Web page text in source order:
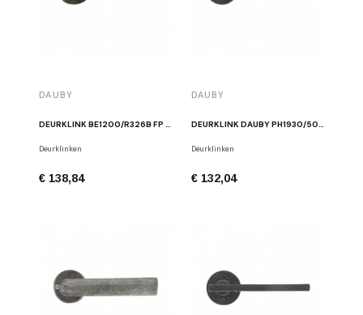
DAUBY
DEURKLINK BE1200/R326B FP GEPOLIJST IJZER
Deurklinken
€ 138,84
DAUBY
DEURKLINK DAUBY PH1930/50R ZWART
Deurklinken
€ 132,04